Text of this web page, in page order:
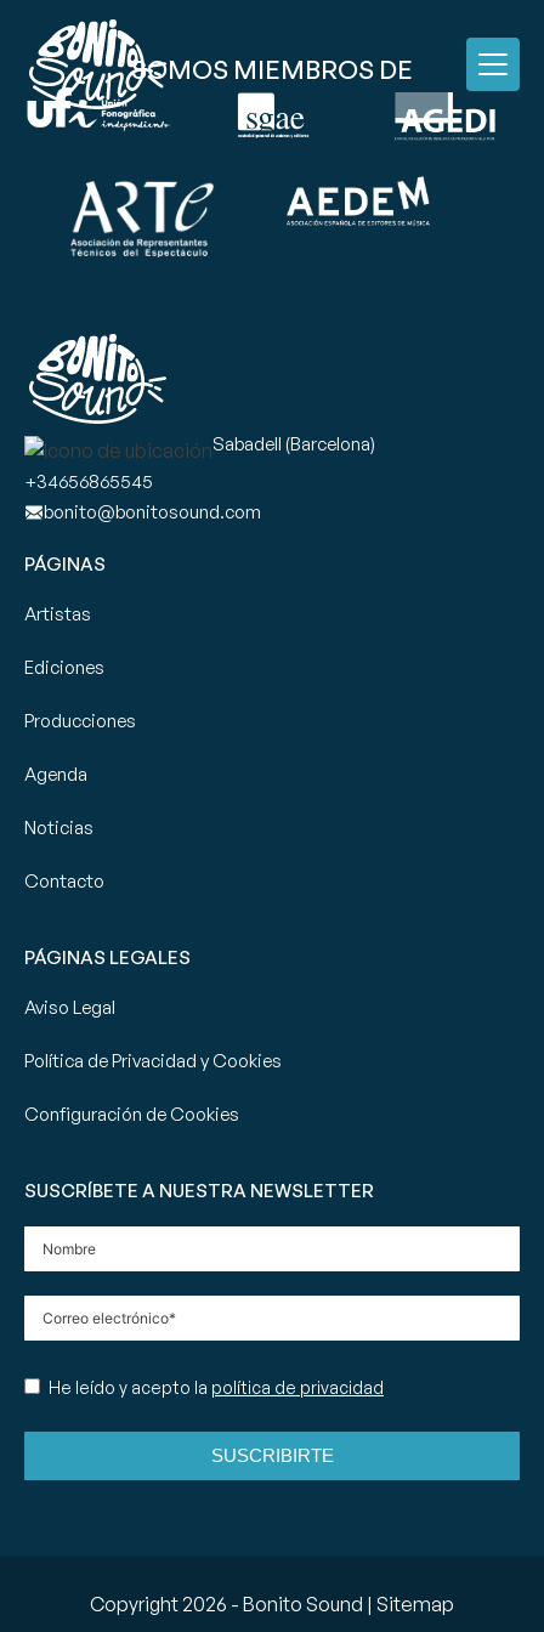
SOMOS MIEMBROS DE
Sabadell (Barcelona)
+34656865545
bonito@bonitosound.com
PÁGINAS
Artistas
Ediciones
Producciones
Agenda
Noticias
Contacto
PÁGINAS LEGALES
Aviso Legal
Política de Privacidad y Cookies
Configuración de Cookies
SUSCRÍBETE A NUESTRA NEWSLETTER
He leído y acepto la política de privacidad
SUSCRIBIRTE
Copyright 2026 - Bonito Sound | Sitemap